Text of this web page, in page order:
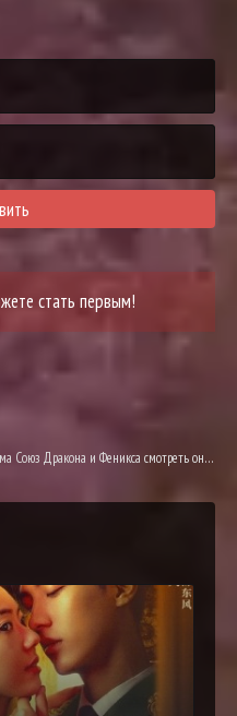
стать первым!
Союз Дракона и Феникса смотреть онлайн